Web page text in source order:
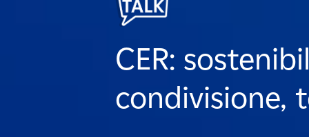
CER:
condivisione,
CER:
condivisione,
CER:
condivisione,